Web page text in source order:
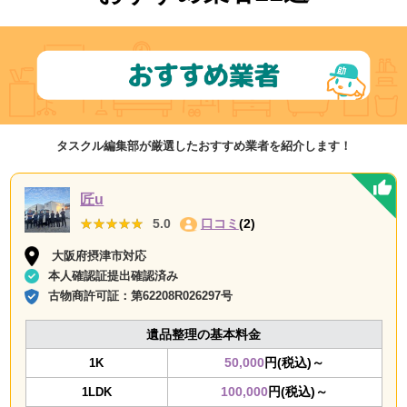
タスクル編集部が厳選したおすすめ業者を紹介します！
匠u
★★★★★
★★★★★ 5.0 口コミ (2)
大阪府摂津市対応
本人確認証提出確認済み
古物商許可証：第62208R026297号
遺品整理の基本料金
1K 50,000円(税込)～
1LDK 100,000円(税込)～